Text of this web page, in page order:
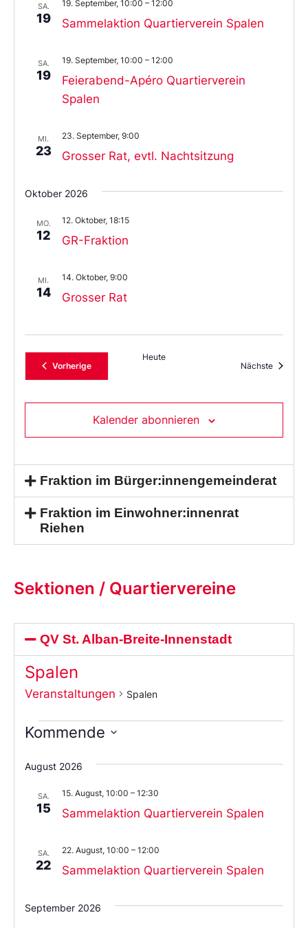
SA.
19 Sammelaktion Quartierverein Spalen
19. September, 10:00 – 12:00
SA.
19
Feierabend-Apéro Quartierverein
Spalen
19. September, 10:00 – 12:00
MI.
23 Grosser Rat, evtl. Nachtsitzung
23. September, 9:00
Oktober 2026
MO.
12 GR-Fraktion
12. Oktober, 18:15
MI.
14 Grosser Rat
14. Oktober, 9:00
VorherigeVeranstaltungen
Heute
Nächste
Kalender abonnieren
Fraktion im Bürger:innengemeinderat
Fraktion im Einwohner:innenrat
Riehen
Sektionen / Quartiervereine
QV St. Alban-Breite-Innenstadt
Spalen
Veranstaltungen Spalen
Kommende
Sie
das
aus.
August 2026
SA.
15 Sammelaktion Quartierverein Spalen
15. August, 10:00 – 12:30
SA.
22 Sammelaktion Quartierverein Spalen
22. August, 10:00 – 12:00
September 2026